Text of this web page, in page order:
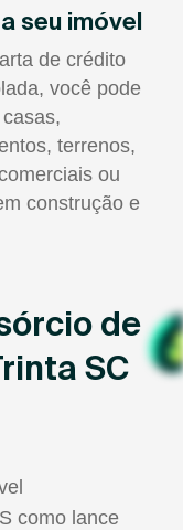
seu imóvel
de crédito
você pode
terrenos,
ou
construção e
de
SC
como lance